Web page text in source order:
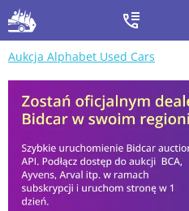
Aukcja Alphabet Used Cars